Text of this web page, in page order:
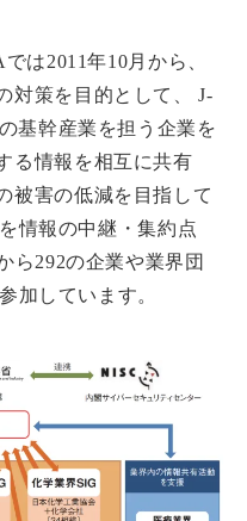
は2011年10月から、
対策を目的として、 J-
基幹産業を担う企業を
る情報を相互に共有
被害の低減を目指して
情報の中継・集約点
ら292の企業や業界団
加しています。